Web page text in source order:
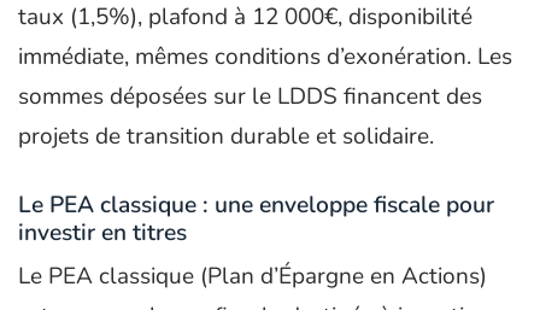
taux (1,5%), plafond à 12 000€, disponibilité
immédiate, mêmes conditions d’exonération. Les
sommes déposées sur le LDDS financent des
projets de transition durable et solidaire.
Le PEA classique : une enveloppe fiscale pour
investir en titres
Le PEA classique (Plan d’Épargne en Actions)